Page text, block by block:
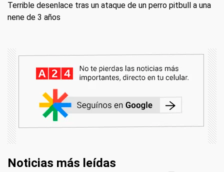
Terrible desenlace tras un ataque de un perro pitbull a una
nene de 3 años
Noticias más leídas